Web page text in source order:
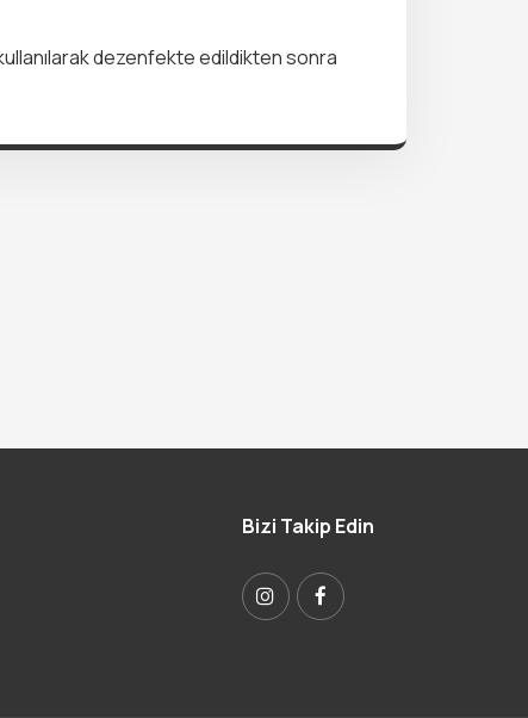
dezenfekte edildikten sonra
Bizi Takip Edin